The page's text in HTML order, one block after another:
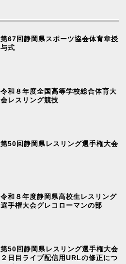
第67回静岡県スポーツ協会体育章授
与式
令和８年度全国高等学校総合体育大
会レスリング競技
第50回静岡県レスリング選手権大会
令和８年度静岡県高校生レスリング
選手権大会グレコローマンの部
第50回静岡県レスリング選手権大会
２日目ライブ配信用URLの修正につ